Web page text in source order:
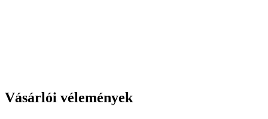
Vásárlói vélemények